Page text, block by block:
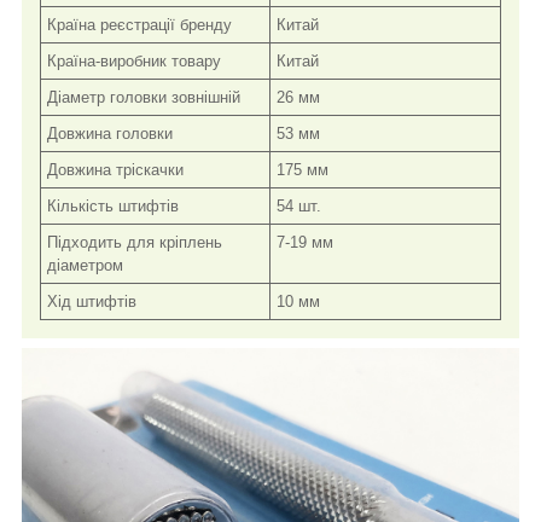
Країна реєстрації бренду
Китай
Країна-виробник товару
Китай
Діаметр головки зовнішній
26 мм
Довжина головки
53 мм
Довжина тріскачки
175 мм
Кількість штифтів
54 шт.
Підходить для кріплень
діаметром
7-19 мм
Хід штифтів 10 мм